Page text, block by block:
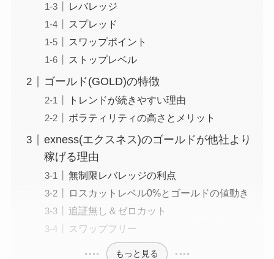
レバレッジ
スプレッド
スワップポイント
ストップレベル
ゴールド(GOLD)の特徴
トレンドが続きやすい理由
ボラティリティの高さとメリット
exness(エクスネス)のゴールドが他社より
稼げる理由
無制限レバレッジの利点
ロスカットレベル0%とゴールドの値動き
追証無し＆ゼロカット
スワップフリー
もっと見る